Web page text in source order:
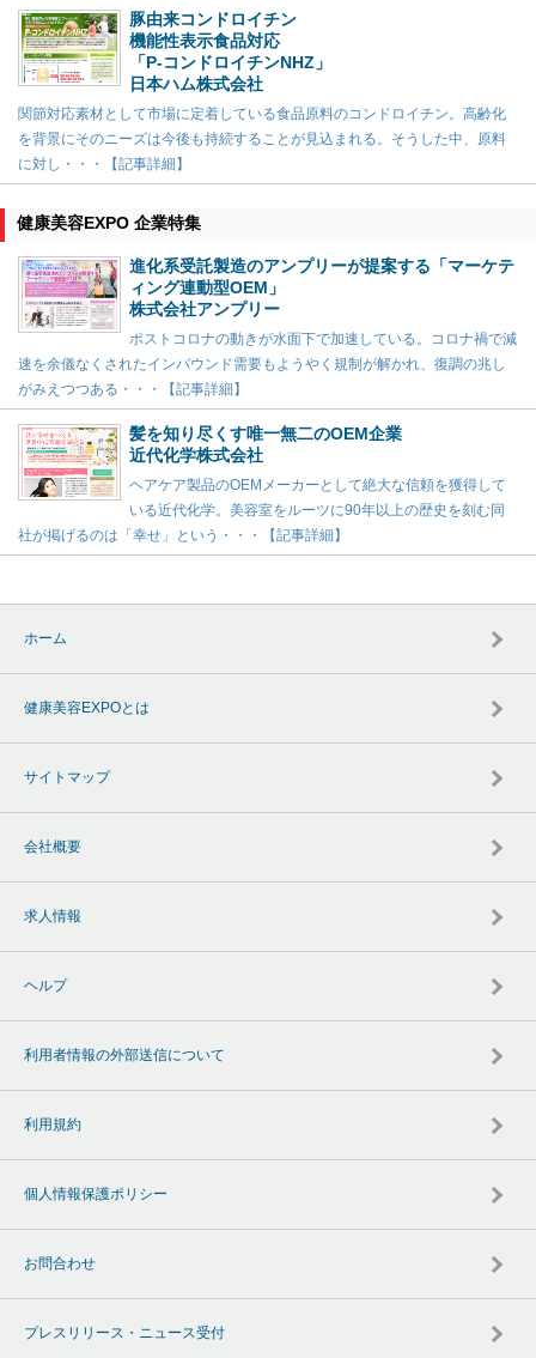
豚由来コンドロイチン
機能性表示食品対応
「P-コンドロイチンNHZ」
日本ハム株式会社
関節対応素材として市場に定着している食品原料のコンドロイチン。高齢化
を背景にそのニーズは今後も持続することが見込まれる。そうした中、原料
に対し・・・【記事詳細】
健康美容EXPO 企業特集
進化系受託製造のアンプリーが提案する「マーケテ
ィング連動型OEM」
株式会社アンプリー
ポストコロナの動きが水面下で加速している。コロナ禍で減
速を余儀なくされたインバウンド需要もようやく規制が解かれ、復調の兆し
がみえつつある・・・【記事詳細】
髪を知り尽くす唯一無二のOEM企業
近代化学株式会社
ヘアケア製品のOEMメーカーとして絶大な信頼を獲得して
いる近代化学。美容室をルーツに90年以上の歴史を刻む同
社が掲げるのは「幸せ」という・・・【記事詳細】
ホーム
健康美容EXPOとは
サイトマップ
会社概要
求人情報
ヘルプ
利用者情報の外部送信について
利用規約
個人情報保護ポリシー
お問合わせ
プレスリリース・ニュース受付